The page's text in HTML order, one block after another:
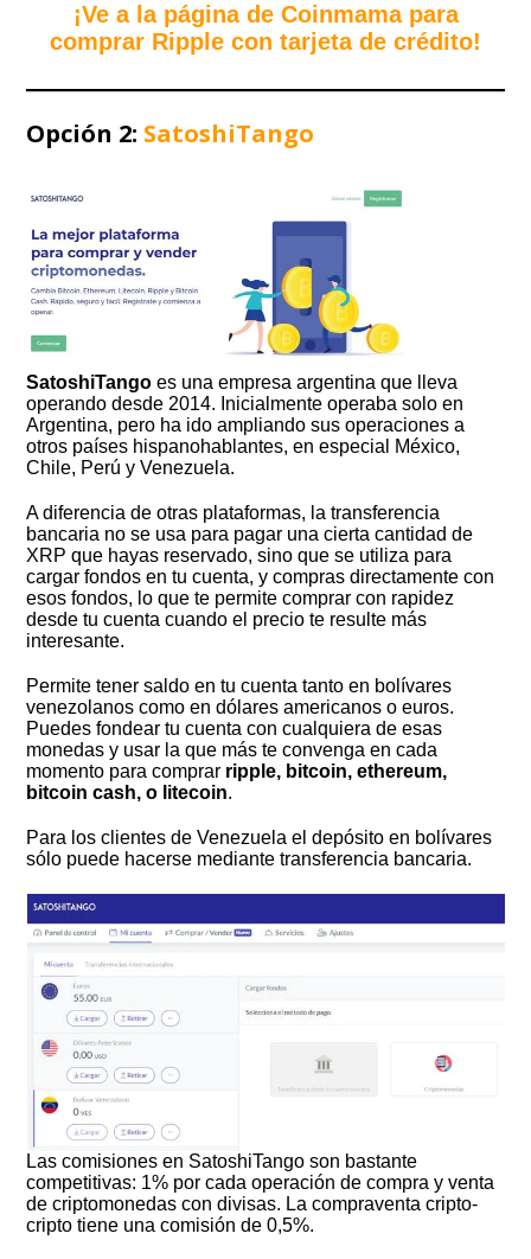
¡Ve a la página de Coinmama para
comprar Ripple con tarjeta de crédito!
Opción 2: SatoshiTango
SatoshiTango es una empresa argentina que lleva
operando desde 2014. Inicialmente operaba solo en
Argentina, pero ha ido ampliando sus operaciones a
otros países hispanohablantes, en especial México,
Chile, Perú y Venezuela.
A diferencia de otras plataformas, la transferencia
bancaria no se usa para pagar una cierta cantidad de
XRP que hayas reservado, sino que se utiliza para
cargar fondos en tu cuenta, y compras directamente con
esos fondos, lo que te permite comprar con rapidez
desde tu cuenta cuando el precio te resulte más
interesante.
Permite tener saldo en tu cuenta tanto en bolívares
venezolanos como en dólares americanos o euros.
Puedes fondear tu cuenta con cualquiera de esas
monedas y usar la que más te convenga en cada
momento para comprar ripple, bitcoin, ethereum,
bitcoin cash, o litecoin.
Para los clientes de Venezuela el depósito en bolívares
sólo puede hacerse mediante transferencia bancaria.
Las comisiones en SatoshiTango son bastante
competitivas: 1% por cada operación de compra y venta
de criptomonedas con divisas. La compraventa cripto-
cripto tiene una comisión de 0,5%.